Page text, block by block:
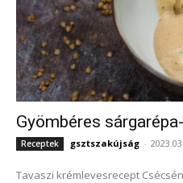
Gyömbéres
Receptek gsztszakújság -
Tavaszi krémlevesrecept